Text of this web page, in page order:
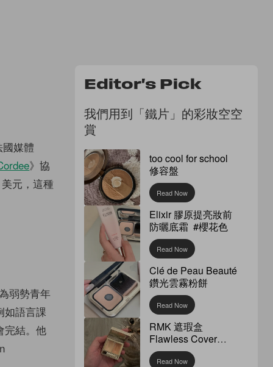
國媒體
》協
元，這種
弱勢青年
如語言課
完結。他
Editor's Pick
我們用到「鐵片」的彩妝空空
賞
too cool for school
修容盤
Read Now
Elixir 膠原提亮妝前
防曬底霜 #櫻花色
Read Now
Clé de Peau Beauté
鑽光雲霧粉餅
Read Now
RMK 遮瑕盒
Flawless Cover
Concealer
Read Now